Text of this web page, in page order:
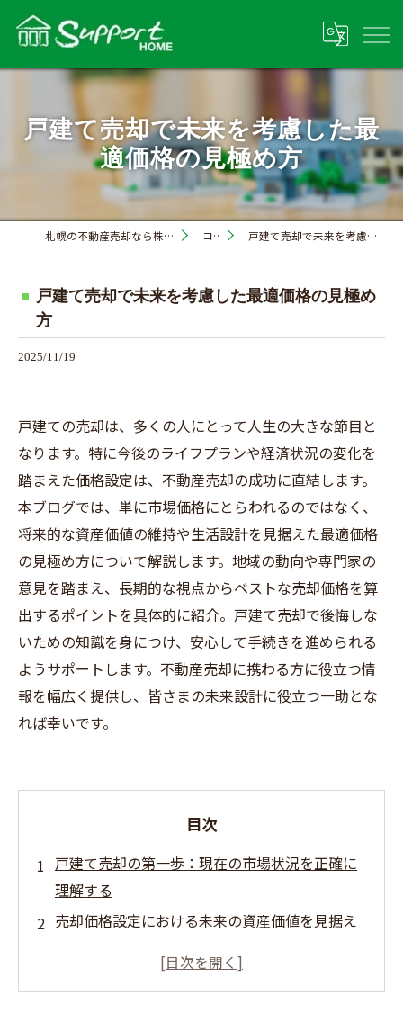
戸建て売却で未来を考慮した最
適価格の見極め方
札幌の不動産売却なら株式会社サポートホーム コラム 戸建て売却で未来を考慮した最適価格の見極め方
戸建て売却で未来を考慮した最適価格の見極め
方
2025/11/19
戸建ての売却は、多くの人にとって人生の大きな節目と
なります。特に今後のライフプランや経済状況の変化を
踏まえた価格設定は、不動産売却の成功に直結します。
本ブログでは、単に市場価格にとらわれるのではなく、
将来的な資産価値の維持や生活設計を見据えた最適価格
の見極め方について解説します。地域の動向や専門家の
意見を踏まえ、長期的な視点からベストな売却価格を算
出するポイントを具体的に紹介。戸建て売却で後悔しな
いための知識を身につけ、安心して手続きを進められる
ようサポートします。不動産売却に携わる方に役立つ情
報を幅広く提供し、皆さまの未来設計に役立つ一助とな
れば幸いです。
目次
戸建て売却の第一歩：現在の市場状況を正確に
理解する
売却価格設定における未来の資産価値を見据え
住み替えやライフプランを踏まえた価格戦略の